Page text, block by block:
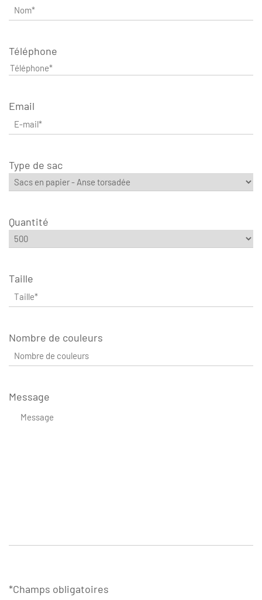
Téléphone
Email
Type de sac
Quantité
Taille
Nombre de couleurs
Message
*Champs obligatoires